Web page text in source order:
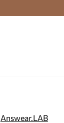
Answear.LAB